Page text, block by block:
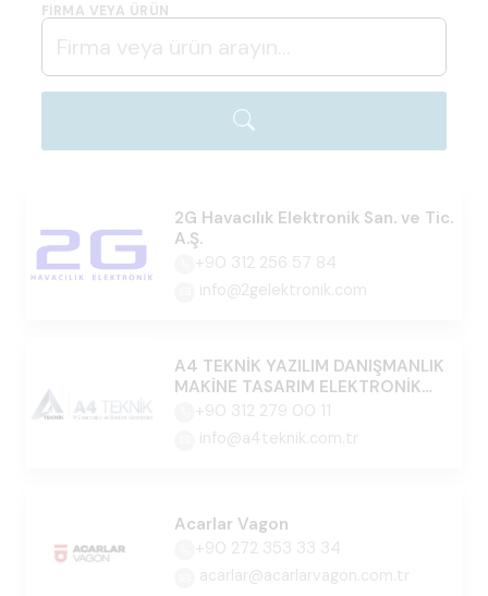
FIRMA VEYA ÜRÜN
2G Havacılık Elektronik San. ve Tic.
A.Ş.
+90 312 256 57 84
info@2gelektronik.com
A4 TEKNİK YAZILIM DANIŞMANLIK
MAKİNE TASARIM ELEKTRONİK
İTH.İHR.SAN.TİC.LTD.ŞTİ.
+90 312 279 00 11
info@a4teknik.com.tr
Acarlar Vagon
+90 272 353 33 34
acarlar@acarlarvagon.com.tr